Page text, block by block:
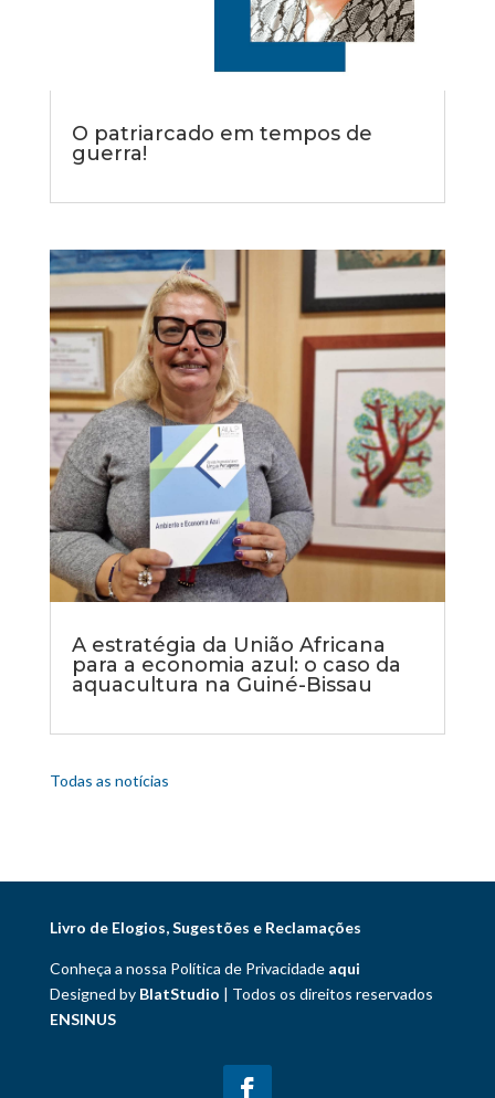
O patriarcado em tempos de
guerra!
A estratégia da União Africana
para a economia azul: o caso da
aquacultura na Guiné-Bissau
Todas as notícias
Livro de Elogios, Sugestões e Reclamações
Conheça a nossa Política de Privacidade aqui
Designed by BlatStudio | Todos os direitos reservados
ENSINUS